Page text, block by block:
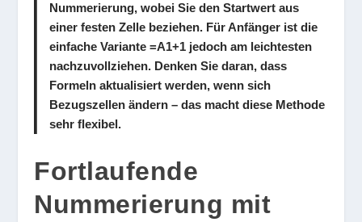
Nummerierung, wobei Sie den Startwert aus
einer festen Zelle beziehen. Für Anfänger ist die
einfache Variante=A1+1 jedoch am leichtesten
nachzuvollziehen. Denken Sie daran, dass
Formeln aktualisiert werden, wenn sich
Bezugszellen ändern – das macht diese Methode
sehr flexibel.
Fortlaufende
Nummerierung mit